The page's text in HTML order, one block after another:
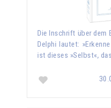
Die Inschrift über dem
Delphi lautet:
ist dieses »Selbst«,